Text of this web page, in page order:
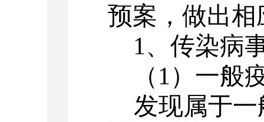
预案，做出相
1、传染病
（1）一般
发现属于